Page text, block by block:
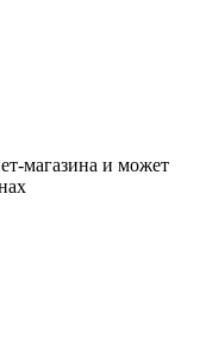
магазина и может